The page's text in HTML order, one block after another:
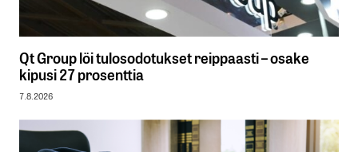
Qt Group löi tulosodotukset reippaasti – osake
kipusi 27 prosenttia
7.8.2026